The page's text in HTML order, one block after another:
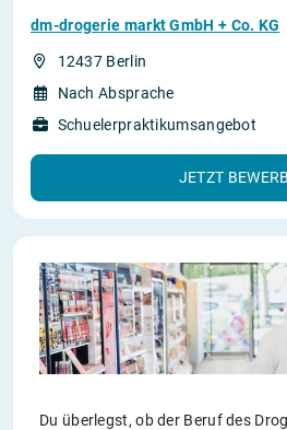
dm-drogerie markt GmbH + Co. KG
12437 Berlin
Nach Absprache
Schuelerpraktikumsangebot
JETZT
Du überlegst, ob der Beruf des